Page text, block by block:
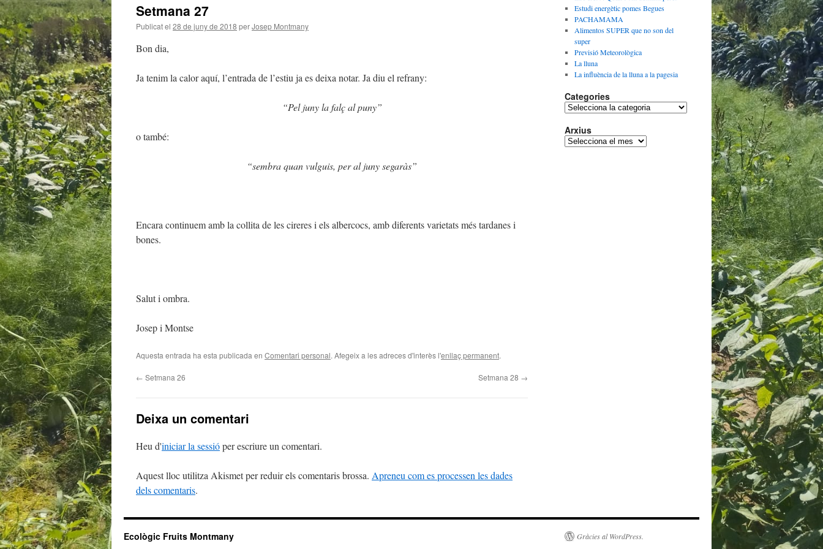
Setmana 27
Publicat el 28 de juny de 2018 perJosep Montmany
Bon dia,
Ja tenim la calor aquí­, l’entrada de l’estiu ja es deixa notar. Ja diu el refrany:
“Pel juny la falç al puny”
o també:
“sembra quan vulguis, per al juny segaràs”
Encara continuem amb la collita de les cireres i els albercocs, amb diferents varietats més tardanes i
bones.
Salut i ombra.
Josep i Montse
Aquesta entrada ha esta publicada en Comentari personal. Afegeix a les adreces d'interès l'enllaç permanent.
← Setmana 26 Setmana 28 →
Deixa un comentari
Heu d'iniciar la sessióper escriure un comentari.
Aquest lloc utilitza Akismet per reduir els comentaris brossa. Apreneu com es processen les dades
dels comentaris.
Estudi energètic pomes Begues
PACHAMAMA
Alimentos SUPER que no son del
super
Previsió Meteorològica
La lluna
La influència de la lluna a la pagesia
Categories
Categories
Arxius
Arxius
Ecològic Fruits Montmany Gràcies al WordPress.